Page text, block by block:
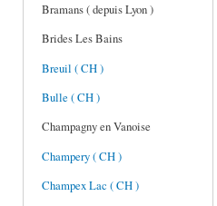
Bramans ( depuis Lyon )
Brides Les Bains
Breuil ( CH )
Bulle ( CH )
Champagny en Vanoise
Champery ( CH )
Champex Lac ( CH )